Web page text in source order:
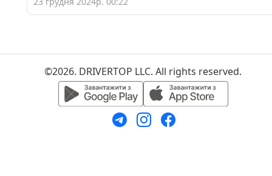
©2026. DRIVERTOP LLC. All rights reserved.